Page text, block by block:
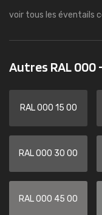
voir tous les éventails
Autres RAL 000
RAL 000 15 00
RAL 000 30 00
RAL 000 45 00